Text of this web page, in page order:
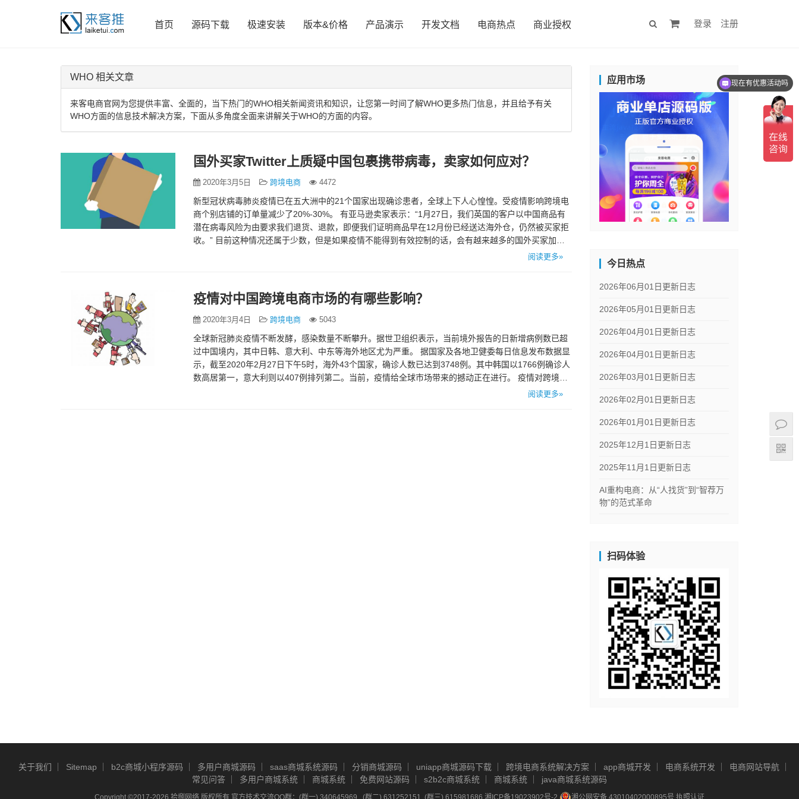
首页 源码下载 极速安装 版本&价格 产品演示 开发文档 电商热点 商业授权 登录 注册
WHO 相关文章
来客电商官网为您提供丰富、全面的，当下热门的WHO相关新闻资讯和知识，让您第一时间了解WHO更多热门信息，并且给予有关
WHO方面的信息技术解决方案，下面从多角度全面来讲解关于WHO的方面的内容。
国外买家Twitter上质疑中国包裹携带病毒，卖家如何应对？
2020年3月5日 跨境电商 4472
新型冠状病毒肺炎疫情已在五大洲中的21个国家出现确诊患者，全球上下人心惶惶。受疫情影响跨境电
商个别店铺的订单量减少了20%-30%。 有亚马逊卖家表示：“1月27日，我们英国的客户以中国商品有
潜在病毒风险为由要求我们退货、退款，即便我们证明商品早在12月份已经送达海外仓，仍然被买家拒
收。” 目前这种情况还属于少数，但是如果疫情不能得到有效控制的话，会有越来越多的国外买家加入
阅读更多»
疫情对中国跨境电商市场的有哪些影响？
2020年3月4日 跨境电商 5043
全球新冠肺炎疫情不断发酵，感染数量不断攀升。据世卫组织表示，当前境外报告的日新增病例数已超
过中国境内，其中日韩、意大利、中东等海外地区尤为严重。 据国家及各地卫健委每日信息发布数据显
示，截至2020年2月27日下午5时，海外43个国家，确诊人数已达到3748例。其中韩国以1766例确诊人
数高居第一，意大利则以407例排列第二。当前，疫情给全球市场带来的撼动正在进行。 疫情对跨境电
阅读更多»
应用市场
今日热点
2026年06月01日更新日志
2026年05月01日更新日志
2026年04月01日更新日志
2026年04月01日更新日志
2026年03月01日更新日志
2026年02月01日更新日志
2026年01月01日更新日志
2025年12月1日更新日志
2025年11月1日更新日志
AI重构电商：从“人找货”到“智荐万
物”的范式革命
扫码体验
关于我们 Sitemap b2c商城小程序源码 多用户商城源码 saas商城系统源码 分销商城源码 uniapp商城源码下载 跨境电商系统解决方案 app商城开发 电商系统开发
电商网站导航
常见问答
多用户商城系统 商城系统 免费网站源码 s2b2c商城系统 商城系统 java商城系统源码
Copyright ©2017-2026 拾捌网络 版权所有 官方技术交流QQ群：(群一) 340645969 , (群二) 631252151, (群三) 615981686 湘ICP备19023902号-2 湘公网安备 43010402000895号 执照认证
现在有优惠活动吗